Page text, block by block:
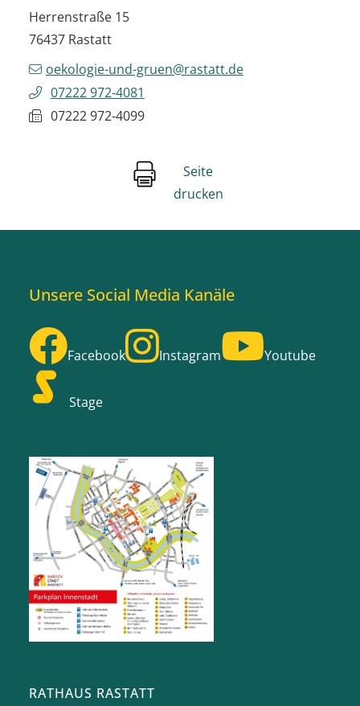
Herrenstraße 15
76437 Rastatt
oekologie-und-gruen@rastatt.de
07222 972-4081
07222 972-4099
Seite
drucken
Unsere Social Media Kanäle
Facebook Instagram Youtube
Stage
RATHAUS RASTATT